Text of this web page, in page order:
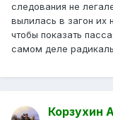
следования не
вылилась в загон их
чтобы показать
самом деле
Корзухин